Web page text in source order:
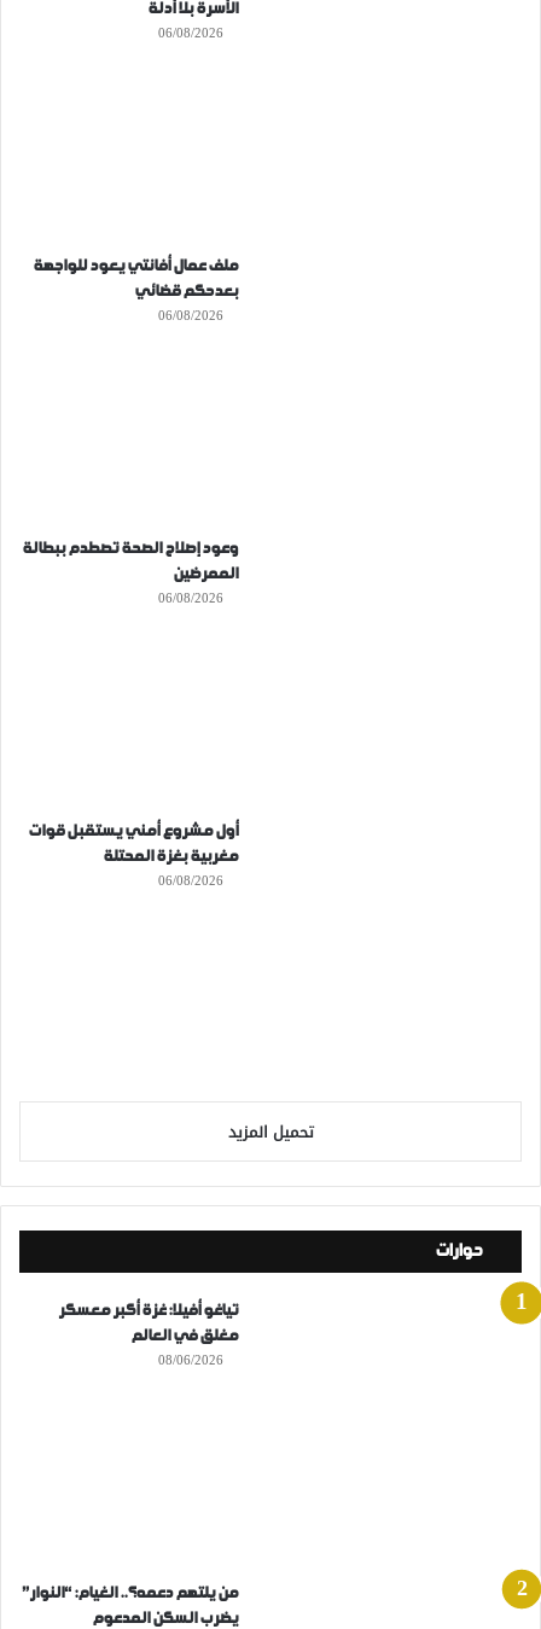
الأسرة بلا أدلة
06/08/2026
ملف عمال أفانتي يعود للواجهة
بعدحكم قضائي
06/08/2026
وعود إصلاح الصحة تصطدم ببطالة
الممرضين
06/08/2026
أول مشروع أمني يستقبل قوات
مغربية بغزة المحتلة
06/08/2026
تحميل المزيد
حوارات
تياغو أفيلا: غزة أكبر معسكر
مغلق في العالم
08/06/2026
من يلتهم دعمه؟.. الغيام: “النوار”
يضرب السكن المدعوم